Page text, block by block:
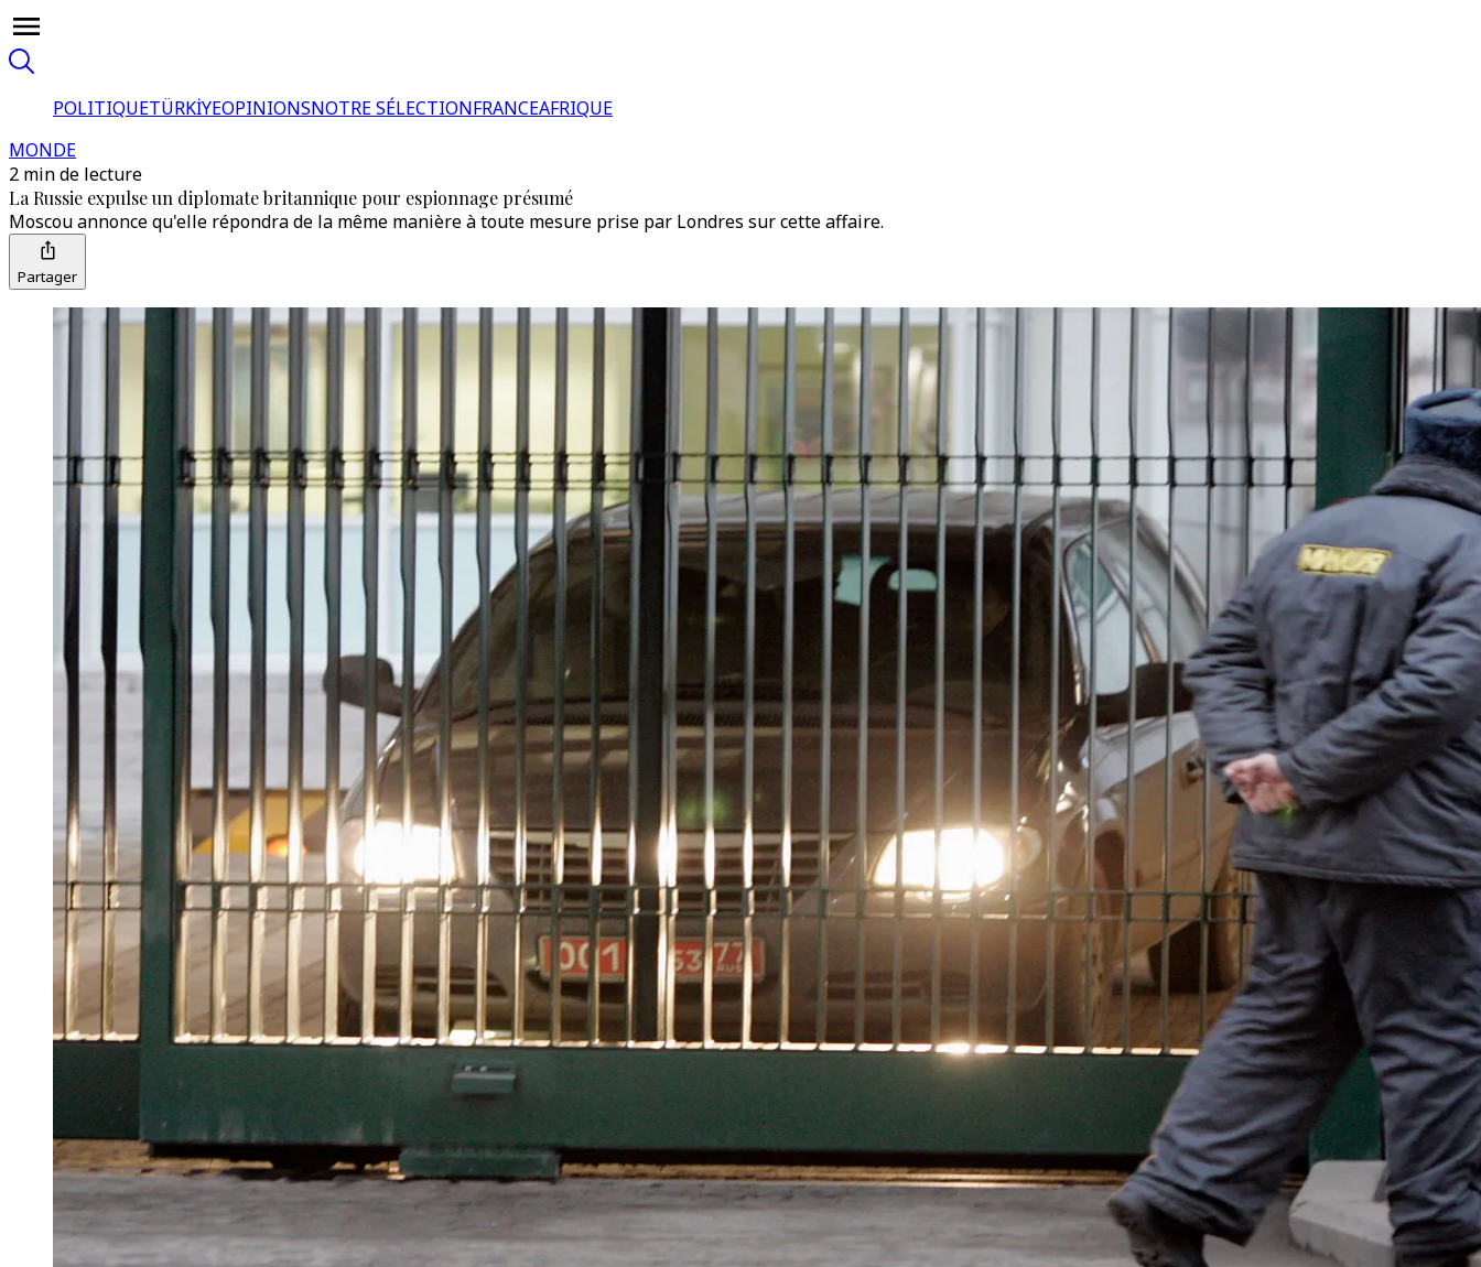
POLITIQUETÜRKİYEOPINIONSNOTRE SÉLECTIONFRANCEAFRIQUE
MONDE
2 min de lecture
La Russie expulse un diplomate britannique pour espionnage présumé
Moscou annonce qu'elle répondra de la même manière à toute mesure prise par Londres sur cette affaire.
Partager